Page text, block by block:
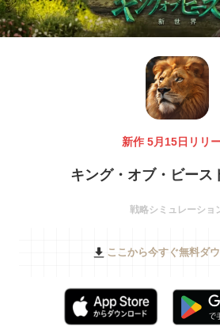
新作 5月15日リリ
キング・オブ・ビース
戦略シミュレーショ
ここから今すぐ無料ダ